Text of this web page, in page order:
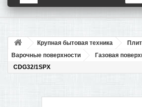
ТОВАРЫ
О МУЛЬТИВАРКЕ И ЕЕ ПОЛЕЗНОСТИ
ПОМОЩЬ В ОФОРМЛЕНИИ ЗАКАЗА
Крупная бытовая техника
Варочные поверхности
Газовая
CDG32/1SPX